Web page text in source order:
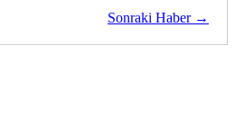
Sonraki Haber →